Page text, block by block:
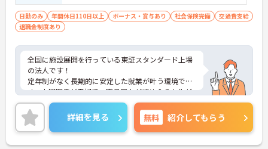
日勤のみ 年間休日110日以上 ボーナス・賞与あり 社会保険完備
交通費支給
退職金制度あり
全国に施設展開を行っている東証スタンダード上場
の法人です！
定年制がなく長期的に安定した就業が叶う環境で
す。人間関係が良好で、職員同士が認め合う文化が
根付いています。
ご興味のある方には、面接対策ポイントなど、さら
に詳細をご案内しますのでお気軽にご相談くださ
い！
詳細を見る 無料 紹介してもらう